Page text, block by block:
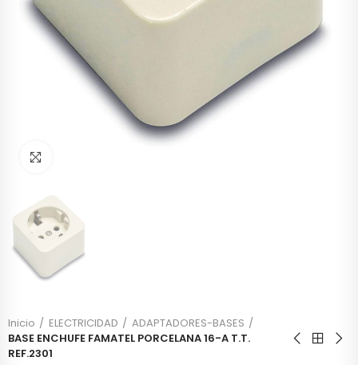
Inicio ELECTRICIDAD
ADAPTADORES-BASES
BASE ENCHUFE FAMATEL PORCELANA 16-A T.T.
REF.2301